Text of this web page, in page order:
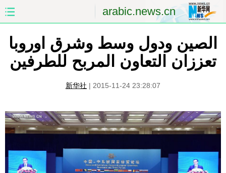
arabic.news.cn
الصين الصفحة الأولى
الشرق الأوسط العالم
الاقتصاد
العلوم والصحة الثقافة والتعليم
مؤتمر صحفى للخارجية الصور
الصين ودول وسط وشرق اوروبا
تعززان التعاون المربح للطرفين
新华社 | 2015-11-24 23:28:07